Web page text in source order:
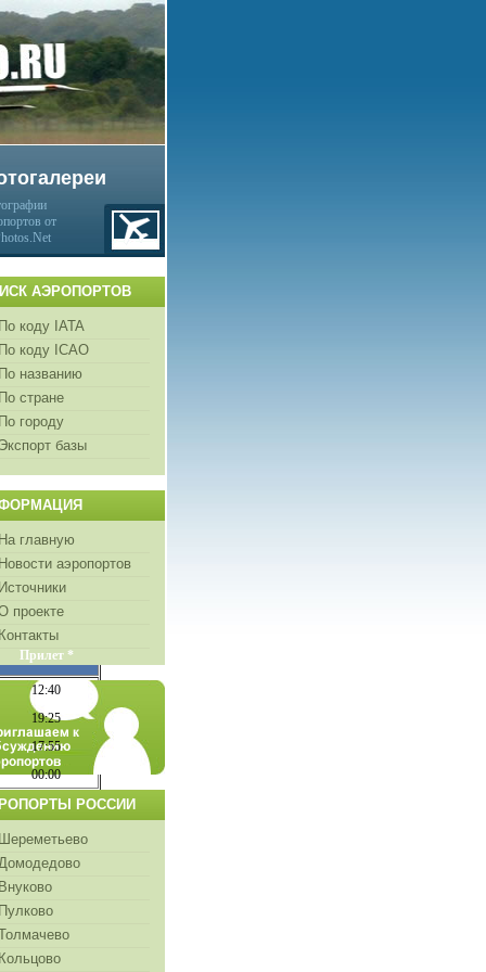
от
АЭРОПОРТОВ
По коду IATA
По коду ICAO
По названию
По стране
По городу
Экспорт базы
На главную
Новости аэропортов
Источники
проекте
Контакты
РОССИИ
Шереметьево
Внуково
Пулково
Кольцово
Прилет *
12:40
19:25
17:55
00:00